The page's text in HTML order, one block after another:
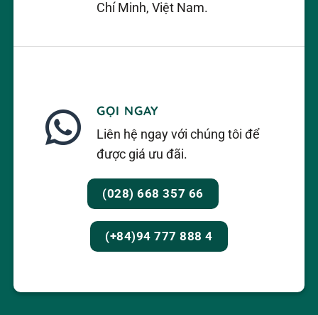
Chí Minh, Việt Nam.
GỌI NGAY
Liên hệ ngay với chúng tôi để
được giá ưu đãi.
(028) 668 357 66
(+84)94 777 888 4